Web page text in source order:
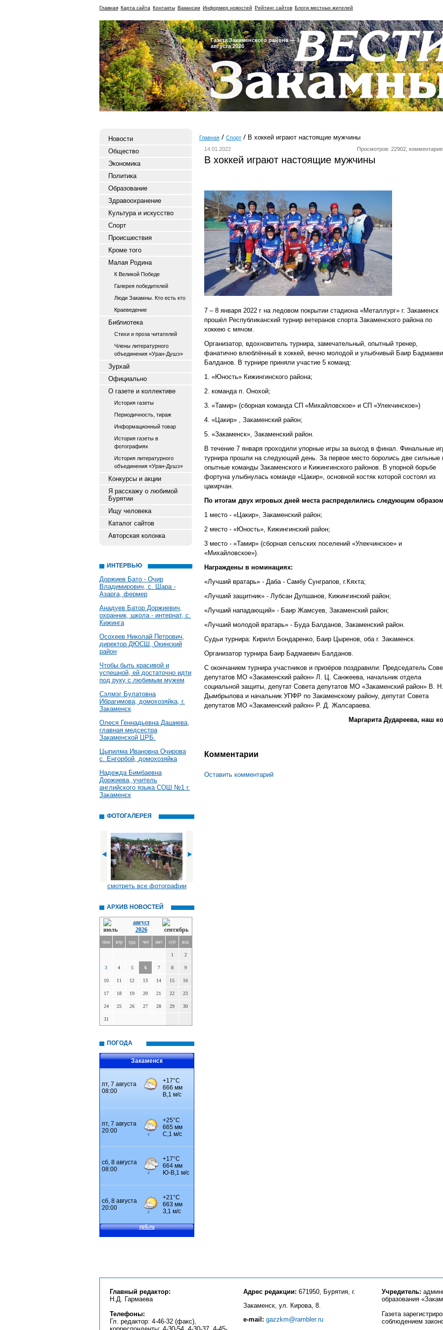
Главная Карта сайта Контакты Вакансии Информер новостей Рейтинг сайтов Блоги местных жителей
Газета Закаменского района — 3
августа 2026
Новости
Общество
Экономика
Политика
Образование
Здравоохранение
Культура и искусство
Спорт
Происшествия
Кроме того
Малая Родина
К Великой Победе
Галерея победителей
Люди Закамны. Кто есть кто
Краеведение
Библиотека
Стихи и проза читателей
Члены литературного
объединения «Уран-Душэ»
Зурхай
Официально
О газете и коллективе
История газеты
Периодичность, тираж
Информационный товар
История газеты в
фотографиях
История литературного
объединения «Уран-Душэ»
Конкурсы и акции
Я расскажу о любимой
Бурятии
Ищу человека
Каталог сайтов
Авторская колонка
ИНТЕРВЬЮ
Доржиев Бато - Очир
Владимирович, с. Шара -
Азарга, фермер
Анадуев Батор Доржиевич,
охранник, школа - интернат, с.
Кижинга
Осохеев Николай Петрович,
директор ДЮСШ, Окинский
район
Чтобы быть красивой и
успешной, ей достаточно идти
под руку с любимым мужем
Сэлмэг Булатовна
Ибрагимова, домохозяйка, г.
Закаменск
Олеся Геннадьевна Дашиева,
главная медсестра
Закаменской ЦРБ.
Цыпилма Ивановна Очирова
с. Енгорбой, домохозяйка
Надежда Бимбаевна
Доржиева, учитель
английского языка СОШ №1 г.
Закаменск
ФОТОГАЛЕРЕЯ
смотреть все фотографии
АРХИВ НОВОСТЕЙ
август
2026
пон втр срд чет пят суб вск
1 2
3 4 5 6 7 8 9
10 11 12 13 14 15 16
17 18 19 20 21 22 23
24 25 26 27 28 29 30
31
ПОГОДА
Закаменск
Главная Спорт В хоккей играют настоящие мужчины
14.01.2022 Просмотров: 22902,
В хоккей играют настоящие мужчины
7 – 8 января 2022 г на ледовом покрытии стадиона «Металлург» г. Закаменск
прошёл Республиканский турнир ветеранов спорта Закаменского района по
хоккею с мячом.
Организатор, вдохновитель турнира, замечательный, опытный тренер,
фанатично влюблённый в хоккей, вечно молодой и улыбчивый Баир
Балданов. В турнире приняли участие 5 команд:
1. «Юность» Кижингинского района;
2. команда п. Онохой;
3. «Тамир» (сборная команда СП «Михайловское» и СП «Улекчинское»)
4. «Цакир» , Закаменский район;
5. «Закаменск», Закаменский район.
В течение 7 января проходили упорные игры за выход в финал. Финальные
турнира прошли на следующий день. За первое место боролись две сильные
опытные команды Закаменского и Кижингинского районов. В упорной борьбе
фортуна улыбнулась команде «Цакир», основной костяк которой состоял из
цакирчан.
По итогам двух игровых дней места распределились следующим
1 место - «Цакир», Закаменский район;
2 место - «Юность», Кижингинский район;
3 место - «Тамир» (сборная сельских поселений «Улекчинское» и
«Михайловское»).
Награждены в номинациях:
«Лучший вратарь» - Даба - Самбу Сунграпов, г.Кяхта;
«Лучший защитник» - Лубсан Дупшанов, Кижингинский район;
«Лучший нападающий» - Баир Жамсуев, Закаменский район;
«Лучший молодой вратарь» - Буда Балданов, Закаменский район.
Судьи турнира: Кирилл Бондаренко, Баир Цыренов, оба г. Закаменск.
Организатор турнира Баир Бадмаевич Балданов.
С окончанием турнира участников и призёров поздравили: Председатель
депутатов МО «Закаменский район» Л. Ц. Санжеева, начальник отдела
социальной защиты, депутат Совета депутатов МО «Закаменский район» В. Н.
Дымбрылова и начальник УПФР по Закаменскому району, депутат Совета
депутатов МО «Закаменский район» Р. Д. Жалсараева.
Маргарита Дудареева, наш
Комментарии
Оставить комментарий
Главный редактор:
Н.Д. Гармаева
Телефоны:
Гл. редактор: 4-46-32 (факс),
Адрес редакции: 671950, Бурятия, г.
Закаменск, ул. Кирова, 8.
e-mail: gazzkm@rambler.ru
Учредитель:
образования
Газета
соблюдением